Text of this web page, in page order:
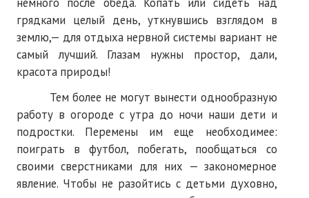
грядками целый день, уткнувшись взглядом в
землю,— для отдыха нервной системы вариант не
самый лучший. Глазам нужны простор, дали,
красота природы!
Тем более не могут вынести однообразную
работу в огороде с утра до ночи наши дети и
подростки. Перемены им еще необходимее:
поиграть в футбол, побегать, пообщаться со
своими сверстниками для них — закономерное
явление. Чтобы не разойтись с детьми духовно,